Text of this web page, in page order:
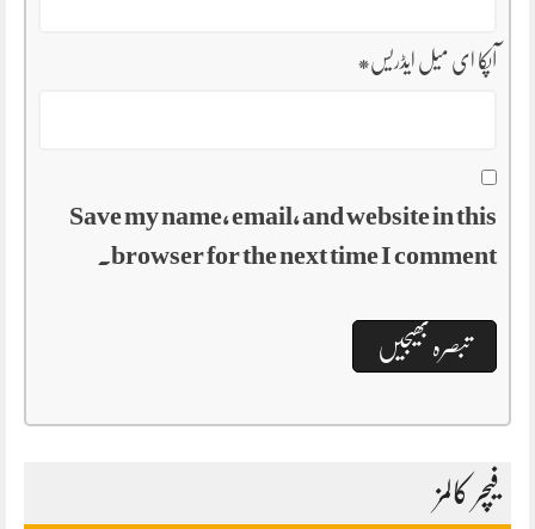
آپکا ای میل ایڈریس*
Save my name, email, and website in this
browser for the next time I comment.
فیچر کالمز